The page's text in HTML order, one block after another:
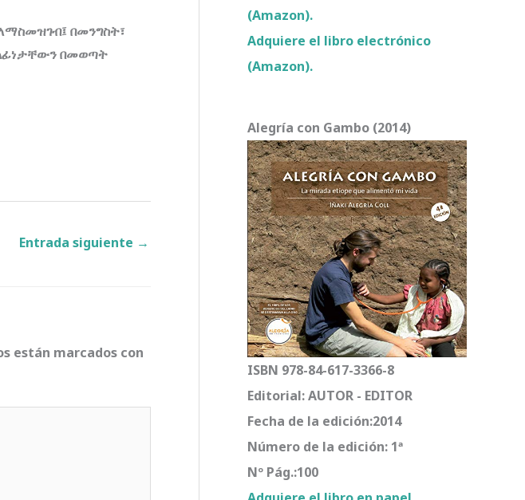
በመንግስት፣
በመወጣት
Entrada siguiente →
están marcados con
(Amazon).
Adquiere el libro electrónico
(Amazon).
Alegría con Gambo (2014)
ISBN 978-84-617-3366-8
Editorial: AUTOR - EDITOR
Fecha de la edición:2014
Número de la edición: 1ª
Nº Pág.:100